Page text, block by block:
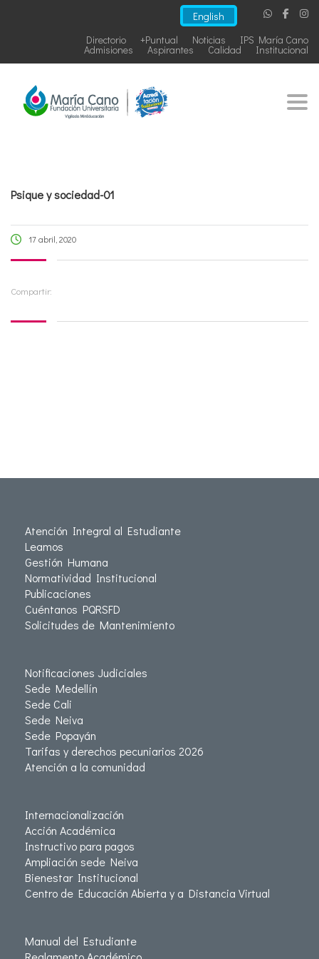
English
IPS María Cano
Noticias
+Puntual
Directorio
Institucional
Calidad
Aspirantes
Admisiones
Psique y sociedad-01
17 abril, 2020
Compartir:
Atención Integral al Estudiante
Leamos
Gestión Humana
Normatividad Institucional
Publicaciones
Cuéntanos PQRSFD
Solicitudes de Mantenimiento
Notificaciones Judiciales
Sede Medellín
Sede Cali
Sede Neiva
Sede Popayán
Tarifas y derechos pecuniarios 2026
Atención a la comunidad
Internacionalización
Acción Académica
Instructivo para pagos
Ampliación sede Neiva
Bienestar Institucional
Centro de Educación Abierta y a Distancia Virtual
Manual del Estudiante